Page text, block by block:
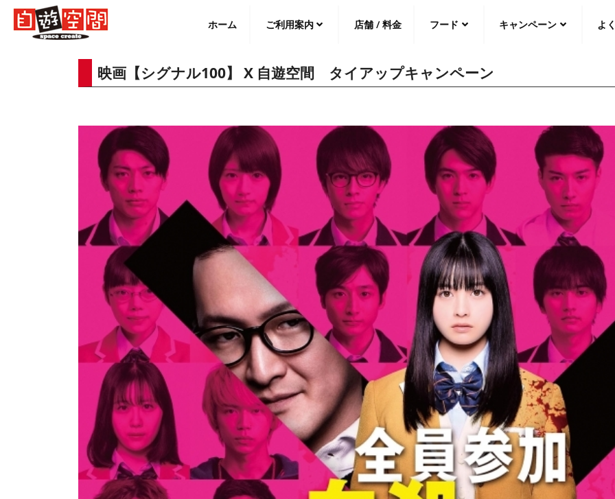
Skip
content
ホーム ご利用案内 店舗 / 料金 フード キャンペーン よ
映画【シグナル100】 X 自遊空間 タイアップキャンペーン
English 中文（繁體）